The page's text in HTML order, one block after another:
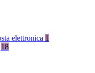
elettronica 1
18